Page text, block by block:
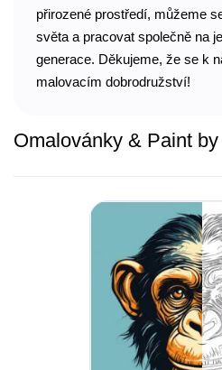
přirozené prostředí, můžeme
světa a pracovat společně na
generace. Děkujeme, že se k
malovacím dobrodružství!
Omalovánky & Paint